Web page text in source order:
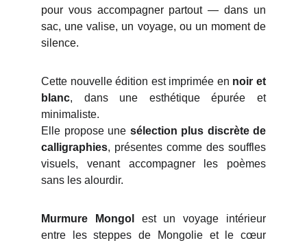
pour vous accompagner partout — dans un
sac, une valise, un voyage, ou un moment de
silence.
Cette nouvelle édition est imprimée en noir et
blanc, dans une esthétique épurée et
minimaliste.
Elle propose une sélection plus discrète de
calligraphies, présentes comme des souffles
visuels, venant accompagner les poèmes
sans les alourdir.
Murmure Mongol
est un voyage intérieur
entre les steppes de Mongolie et le cœur